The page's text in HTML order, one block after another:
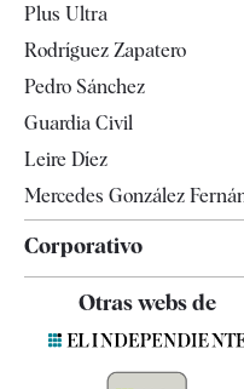
Televisión
Plus Ultra
Rodríguez Zapatero
Pedro Sánchez
Guardia Civil
Leire Díez
Mercedes González
Corporativo
Otras webs de